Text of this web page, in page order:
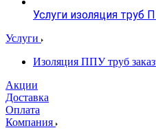
Услуги изоляция труб
Услуги
Изоляция ППУ труб
Акции
Доставка
Оплата
Компания